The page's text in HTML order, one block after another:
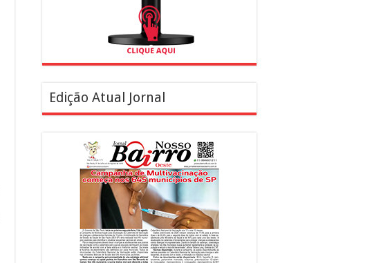
Edição Atual Jornal